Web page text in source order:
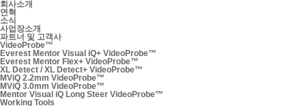
회사소개
연혁
소식
사업장소개
파트너 및 고객사
VideoProbe™
Everest Mentor Visual iQ+ VideoProbe™
Everest Mentor Flex+ VideoProbe™
XL Detect / XL Detect+ VideoProbe™
MViQ 2.2mm VideoProbe™
MViQ 3.0mm VideoProbe™
Mentor Visual iQ Long Steer VideoProbe™
Working Tools